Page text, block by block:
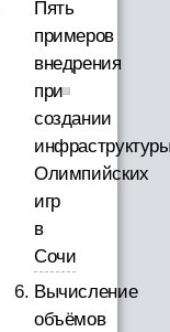
Пять
примеров
внедрения
при
создании
Олимпийских
игр
в
Сочи
Вычисление
объёмов